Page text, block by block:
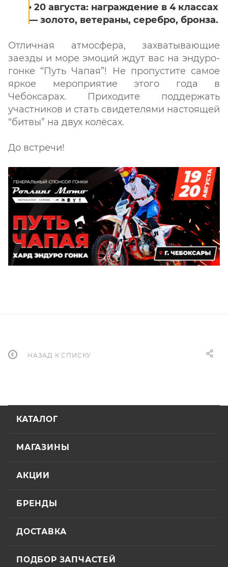
• 20 августа: награждение в 4 классах
— золото, ветераны, серебро, бронза.
Отличная атмосфера, захватывающие
заезды и море эмоций ждут вас на эндуро-
гонке “Путь Чапая”! Не пропустите самое
яркое мероприятие этого года в
Чебоксарах. Приходите поддержать
участников и стать свидетелями настоящей
“битвы” на двух колёсах.
До встречи!
НАЗАД К СПИСКУ
КАТАЛОГ
МАГАЗИНЫ
АКЦИИ
БРЕНДЫ
ДОСТАВКА
ПОДБОР ЗАПЧАСТЕЙ